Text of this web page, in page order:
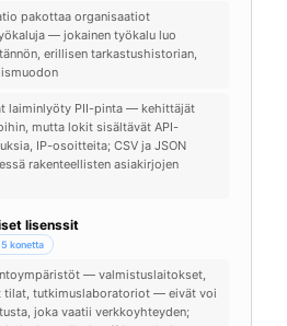
pakottaa organisaatiot
— jokainen työkalu luo
erillisen tarkastushistorian,
laiminlyöty PII-pinta — kehittäjät
mutta lokit sisältävät API-
IP-osoitteita; CSV ja JSON
rakenteellisten asiakirjojen
lisenssit
5 konetta
— valmistuslaitokset,
tilat, tutkimuslaboratoriot — eivät voi
joka vaatii verkkoyhteyden;